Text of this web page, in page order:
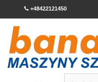
+48422121450